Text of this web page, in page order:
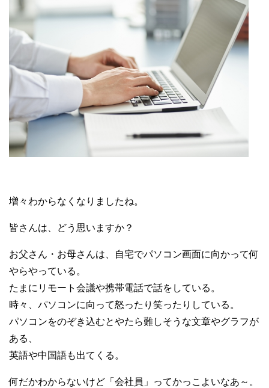
増々わからなくなりましたね。
皆さんは、どう思いますか？
お父さん・お母さんは、自宅でパソコン画面に向かって何
やらやっている。
たまにリモート会議や携帯電話で話をしている。
時々、パソコンに向って怒ったり笑ったりしている。
パソコンをのぞき込むとやたら難しそうな文章やグラフが
ある、
英語や中国語も出てくる。
何だかわからないけど「会社員」ってかっこよいなあ～。